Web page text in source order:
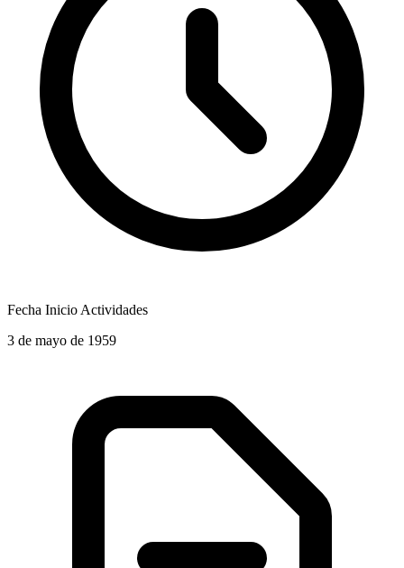
Fecha Inicio Actividades
3 de mayo de 1959